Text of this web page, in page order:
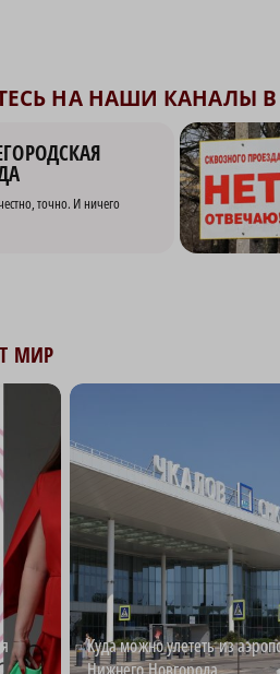
НА НАШИ КАНАЛЫ В
точно. И ничего
МИР
Куда можно улететь из